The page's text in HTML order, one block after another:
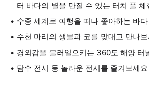
터 바다의 별을 만질 수 있는 터치 풀 체
수중 세계로 여행을 떠나 좋아하는 바
수천 마리의 생물과 코를 맞대고 만나
경외감을 불러일으키는 360도 해양 터
담수 전시 등 놀라운 전시를 즐겨보세요